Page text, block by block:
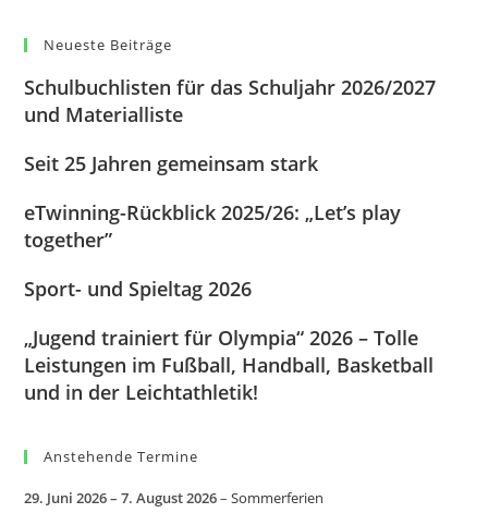
Neueste Beiträge
Schulbuchlisten für das Schuljahr 2026/2027
und Materialliste
Seit 25 Jahren gemeinsam stark
eTwinning-Rückblick 2025/26: „Let’s play
together”
Sport- und Spieltag 2026
„Jugend trainiert für Olympia“ 2026 – Tolle
Leistungen im Fußball, Handball, Basketball
und in der Leichtathletik!
Anstehende Termine
29. Juni 2026– 7. August 2026–Sommerferien